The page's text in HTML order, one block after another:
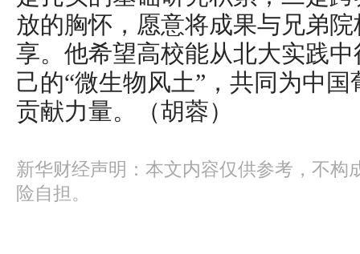
放的胸怀，愿意将成果与兄弟
享。他希望高校能从北大实践
己的“微生物风土”，共同为中
贡献力量。（胡蓉）
新华财经声明：本文内容仅供参考，不构
险自担。